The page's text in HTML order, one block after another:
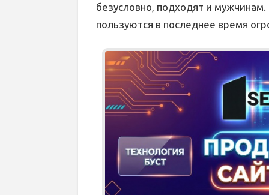
безусловно, подходят и
пользуются в последнее время